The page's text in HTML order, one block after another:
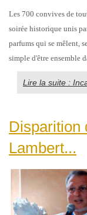
Les 700 convives de
soirée historique unis
parfums qui se mêlent,
simple d'être ensemble
Lire la suite :
Disparition
Lambert...